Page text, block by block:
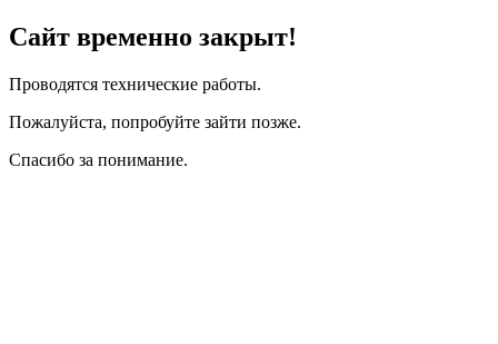
Сайт временно закрыт!
Проводятся технические работы.
Пожалуйста, попробуйте зайти позже.
Спасибо за понимание.